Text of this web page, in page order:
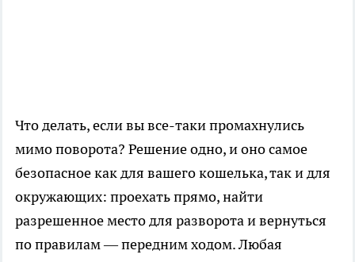
Что делать, если вы все-таки промахнулись
мимо поворота? Решение одно, и оно самое
безопасное как для вашего кошелька, так и для
окружающих: проехать прямо, найти
разрешенное место для разворота и вернуться
по правилам — передним ходом. Любая